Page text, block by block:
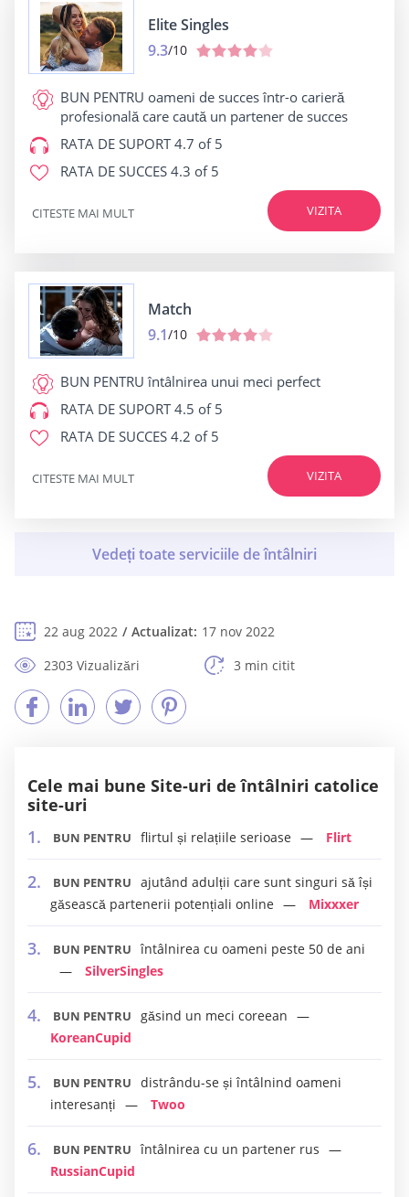
Elite Singles
9.3/10
BUN PENTRU oameni de succes într-o carieră
profesională care caută un partener de succes
RATA DE SUPORT4.7 of 5
RATA DE SUCCES 4.3 of 5
VIZITA
CITESTE MAI MULT
Match
9.1/10
BUN PENTRU întâlnirea unui meci perfect
RATA DE SUPORT4.5 of 5
RATA DE SUCCES 4.2 of 5
VIZITA
CITESTE MAI MULT
22 aug 2022 Actualizat: 17 nov 2022
2303 Vizualizări
3 min citit
Cele mai bune Site-uri de întâlniri catolice
site-uri
BUN PENTRU flirtul și relațiile serioase Flirt
BUN PENTRU
ajutând adulții care sunt singuri să își
găsească partenerii potențiali online
Mixxxer
BUN PENTRU
întâlnirea cu oameni peste 50 de ani
SilverSingles
BUN PENTRU
găsind un meci coreean
KoreanCupid
BUN PENTRU
distrându-se și întâlnind oameni
interesanți
Twoo
BUN PENTRU
întâlnirea cu un partener rus
RussianCupid